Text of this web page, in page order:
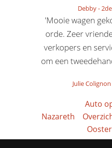
Debby-
'Mooie wagen
orde. Zeer
verkopers en
om een
Julie Colignon
Auto
Nazareth